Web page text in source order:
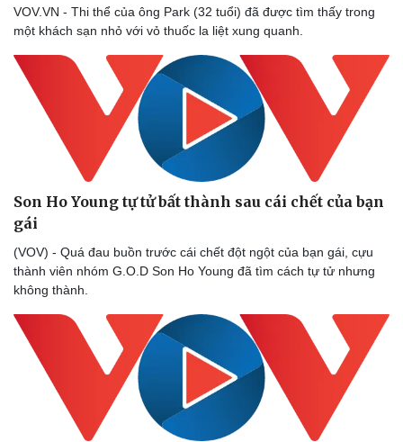
Doanh nhân
Vì cộng đồng
Trải nghiệm
Chuyển đổi số
VOV.VN - Thi thể của ông Park (32 tuổi) đã được tìm thấy trong
một khách sạn nhỏ với vỏ thuốc la liệt xung quanh.
Son Ho Young tự tử bất thành sau cái chết của bạn
gái
(VOV) - Quá đau buồn trước cái chết đột ngột của bạn gái, cựu
thành viên nhóm G.O.D Son Ho Young đã tìm cách tự tử nhưng
không thành.